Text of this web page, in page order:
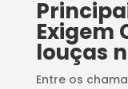
Exigem
louças
Entre os